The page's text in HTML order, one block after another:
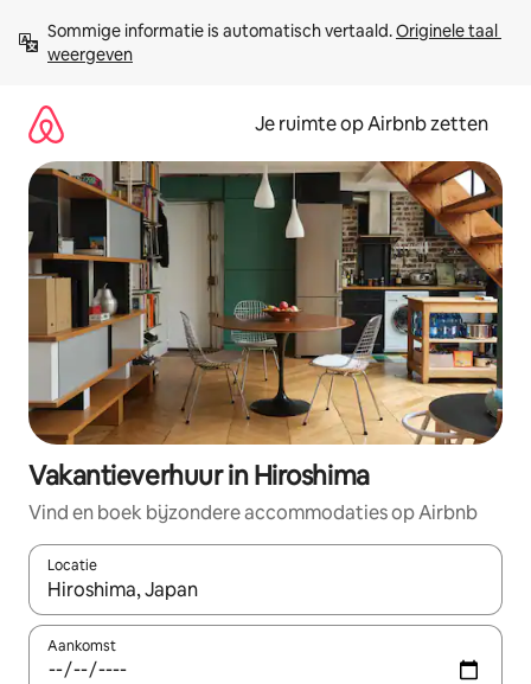
direct
naar
Sommige informatie is automatisch vertaald. Originele taal
weergeven
Je ruimte op Airbnb zetten
Vakantieverhuur in Hiroshima
Vind en boek bijzondere accommodaties op Airbnb
Locatie
Wanneer er suggesties beschikbaar zijn, maak je een keuze
Aankomst